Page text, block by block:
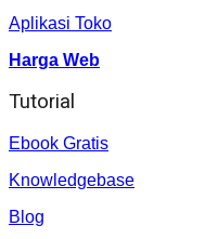
Aplikasi Toko
Harga Web
Tutorial
Ebook Gratis
Knowledgebase
Blog